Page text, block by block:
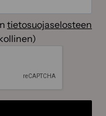
tietosuojaselosteen